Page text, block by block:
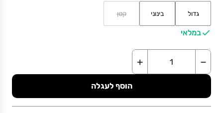
גדול בינוני קטן
במלאי
−
+
הוסף לעגלה